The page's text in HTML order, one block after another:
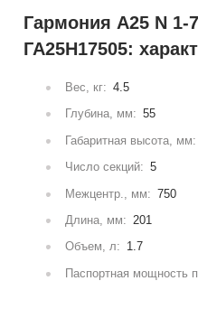
Гармония А25 N 1-
ГА25Н17505:
Вес, кг: 4.5
Глубина, мм: 55
Габаритная высота, мм:
Число секций: 5
Межцентр., мм: 750
Длина, мм: 201
Объем, л: 1.7
Паспортная мощность